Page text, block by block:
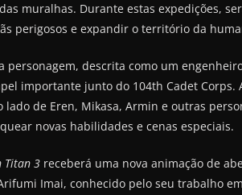
muralhas. Durante estas expedições,
perigosos e expandir o território da
descrita como um
importante junto do 104th Cadet Corps.
de Eren, Mikasa, Armin e outras
novas habilidades e cenas especiais.
Titan 3 receberá uma nova animação de
Imai, conhecido pelo seu trabalho